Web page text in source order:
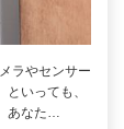
ラやセンサー
いっても、
あなた…